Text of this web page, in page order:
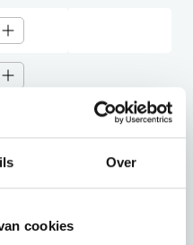
Over
cookies